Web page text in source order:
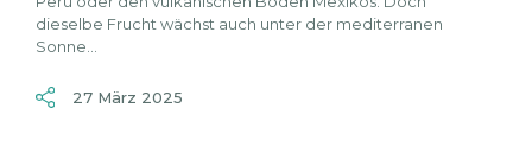
dieselbe Frucht wächst auch unter der mediterranen
Sonne...
27 März 2025